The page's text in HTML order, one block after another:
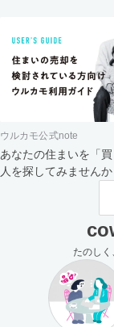
ウルカモ公式note
あなたの住まいを「
人を探してみませんか
たのし